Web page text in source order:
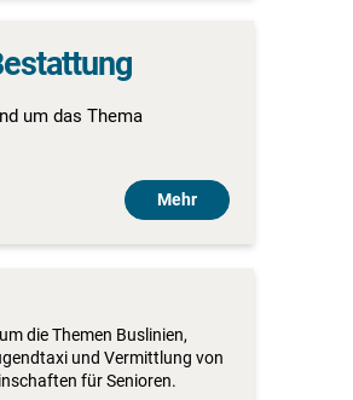
um das Thema
Mehr
die Themen Buslinien,
und Vermittlung von
für Senioren.